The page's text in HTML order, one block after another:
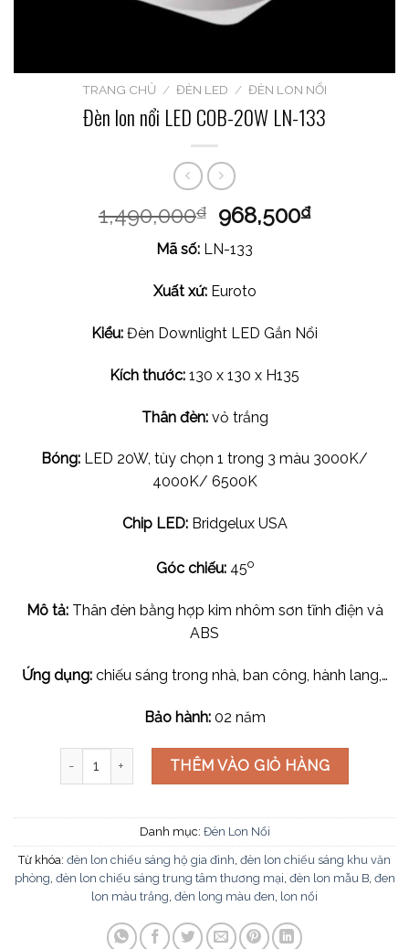
TRANG CHỦ / ĐÈN LED / ĐÈN LON NỔI
Đèn lon nổi LED COB-20W LN-133
1,490,000₫ 968,500₫
Mã số: LN-133
Xuất xứ:Euroto
Kiểu: Đèn Downlight LED Gắn Nổi
Kích thước: 130 x 130 x H135
Thân đèn:vỏ trắng
Bóng: LED 20W, tùy chọn 1 trong 3 màu 3000K/
4000K/ 6500K
Chip LED:Bridgelux USA
Góc chiếu: 45o
Mô tả: Thân đèn bằng hợp kim nhôm sơn tĩnh điện và
ABS
Ứng dụng: chiếu sáng trong nhà, ban công, hành lang,…
Bảo hành:02 năm
Đèn lon nổi LED COB-20W LN-133 số lượng
THÊM VÀO GIỎ HÀNG
Danh mục: Đèn Lon Nổi
Từ khóa: đèn lon chiếu sáng hộ gia đình, đèn lon chiếu sáng khu văn
phòng, đèn lon chiếu sáng trung tâm thương mại, đèn lon mẫu B, đen
lon màu trắng, đèn long màu đen, lon nổi